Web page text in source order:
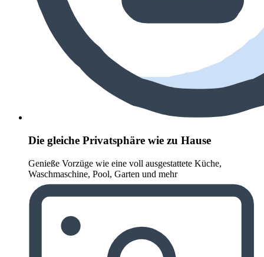
Die gleiche Privatsphäre wie zu Hause
Genieße Vorzüge wie eine voll ausgestattete Küche,
Waschmaschine, Pool, Garten und mehr